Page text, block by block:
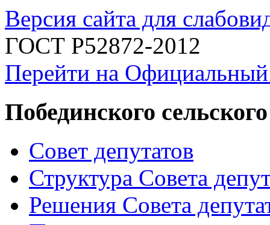
Версия сайта для
ГОСТ Р52872-2012
Перейти на
Побединского
Совет депутатов
Структура Совета
Решения Совета